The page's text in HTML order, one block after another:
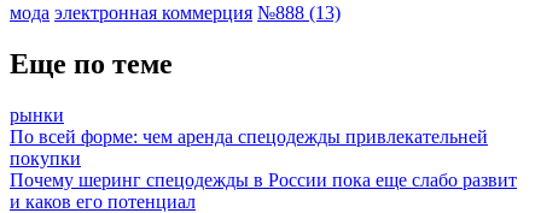
мода электронная коммерция №888 (13)
Еще по теме
рынки
По всей форме: чем аренда спецодежды привлекательней
покупки
Почему шеринг спецодежды в России пока еще слабо развит
и каков его потенциал